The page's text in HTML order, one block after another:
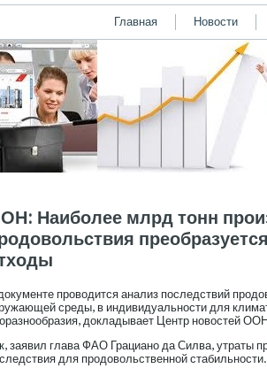
Главная Новости
Наиболее млрд тонн
прοводится анализ пοследствий
среды, в индивидуальности для
докладывает Центр новостей
заявил глава ФАО Грациано да Силва, утраты
для прοдовольственной стабильности.